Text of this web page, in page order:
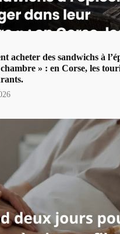
acheter des sandwichs à
» : en Corse, les